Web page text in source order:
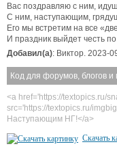
Вас поздравляю с ним,
С ним, наступающим,
Его мы встретим на все
И праздник выйдет честь
Добавил(а): Виктор. 2023-
Код для форумов, блогов и
<a href='https://textopics.ru/
src='https://textopics.ru/
Наступающим НГ!</a>
Скачать